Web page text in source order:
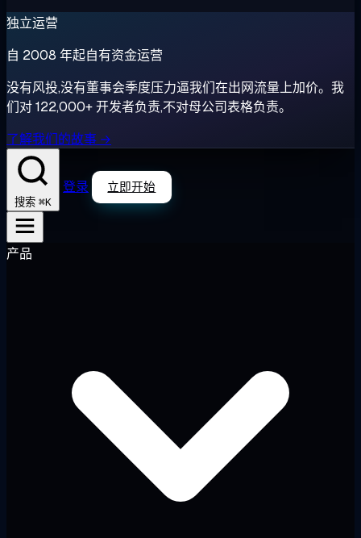
独立运营
自 2008 年起自有资金运营
没有风投,没有董事会季度压力逼我们在出网流量上加价。我
们对 122,000+ 开发者负责,不对母公司表格负责。
了解我们的故事 →
搜索 ⌘K
登录 立即开始
产品